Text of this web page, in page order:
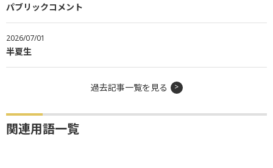
パブリックコメント
2026/07/01
半夏生
過去記事一覧を見る
関連用語一覧